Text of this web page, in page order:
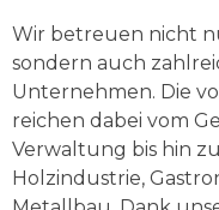
Wir betreuen nicht
sondern auch
Unternehmen. Die
reichen dabei vom
Verwaltung bis hin
Holzindustrie,